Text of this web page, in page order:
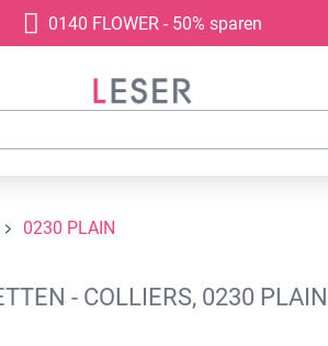
0140 FLOWER - 50% sparen
0230 PLAIN
- COLLIERS, 0230